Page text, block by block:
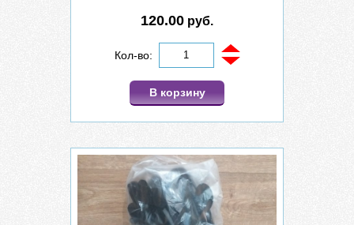
120.00 руб.
Кол-во:
В корзину